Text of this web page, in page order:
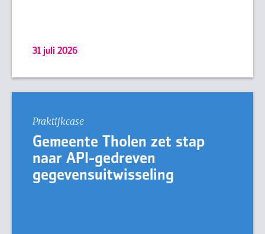
31 juli 2026
Praktijkcase
Gemeente Tholen zet stap
naar API-gedreven
gegevensuitwisseling